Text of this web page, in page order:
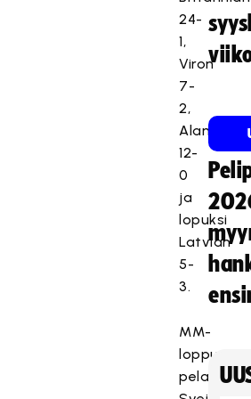
24-
1,
Viron
7-
2,
12-
0
ja
lopuksi
Latvian
5-
3.
MM-
pelataan